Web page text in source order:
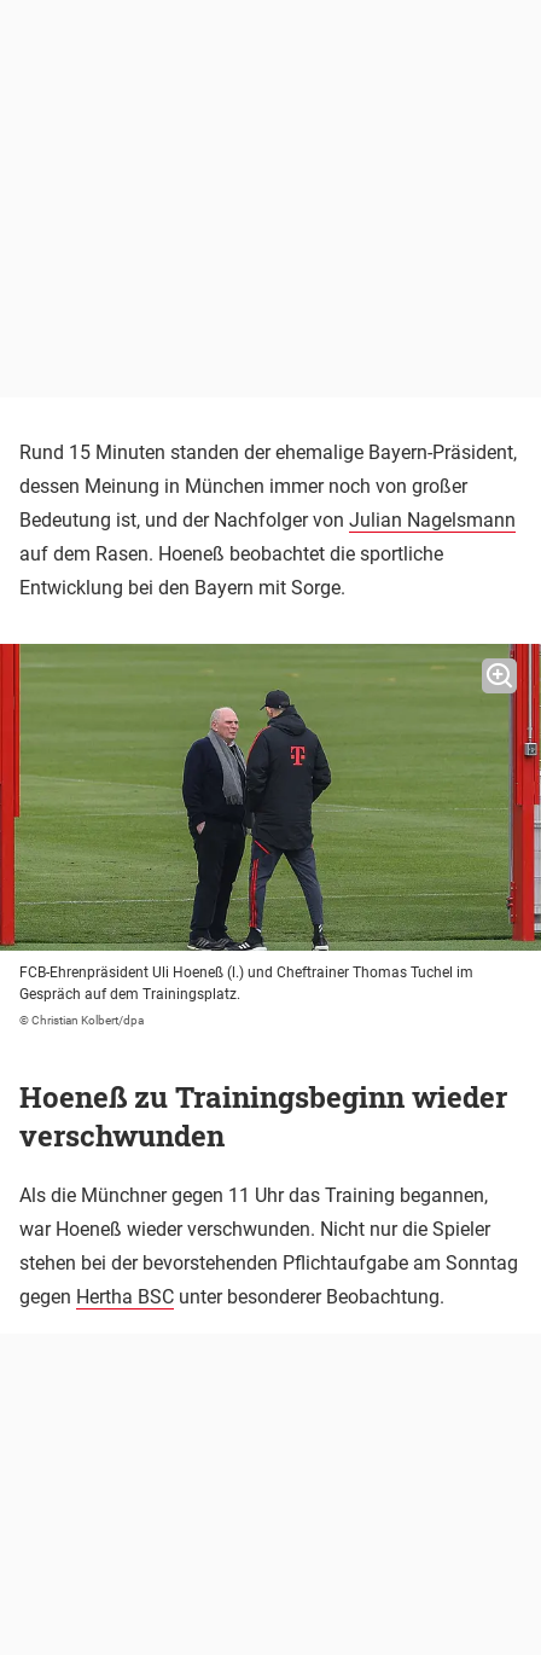
Rund 15 Minuten standen der ehemalige Bayern-Präsident,
dessen Meinung in München immer noch von großer
Bedeutung ist, und der Nachfolger von Julian Nagelsmann
auf dem Rasen. Hoeneß beobachtet die sportliche
Entwicklung bei den Bayern mit Sorge.
FCB-Ehrenpräsident Uli Hoeneß (l.) und Cheftrainer Thomas Tuchel im
Gespräch auf dem Trainingsplatz.
© Christian Kolbert/dpa
Hoeneß zu Trainingsbeginn wieder
verschwunden
Als die Münchner gegen 11 Uhr das Training begannen,
war Hoeneß wieder verschwunden. Nicht nur die Spieler
stehen bei der bevorstehenden Pflichtaufgabe am Sonntag
gegen Hertha BSC unter besonderer Beobachtung.